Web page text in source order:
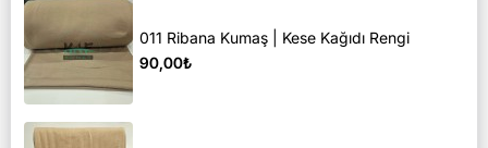
011 Ribana Kumaş | Kese Kağıdı Rengi
90,00₺